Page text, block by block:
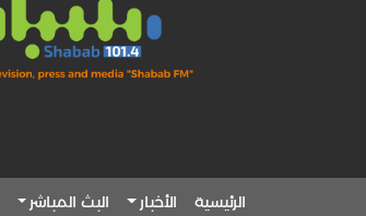
الرئيسية الأخبار البث المباشر